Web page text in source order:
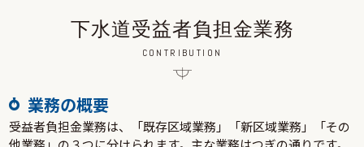
下水道受益者負担金業務
CONTRIBUTION
業務の概要
受益者負担金業務は、「既存区域業務」「新区域業務」「その